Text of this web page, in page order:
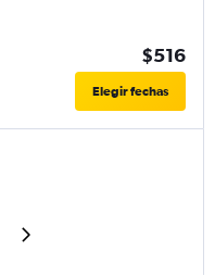
$516
Elegir fechas